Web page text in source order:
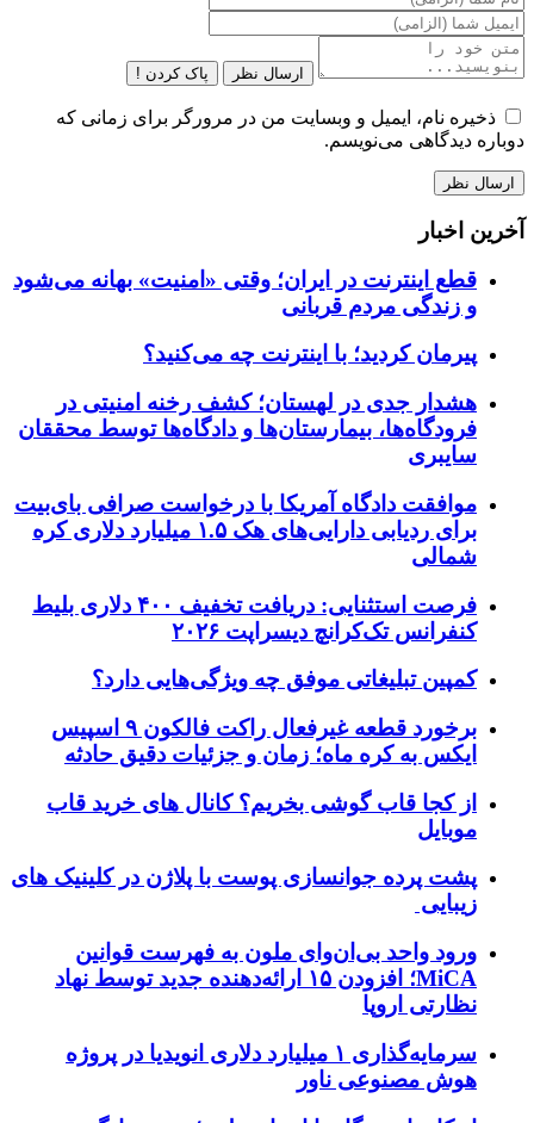
ارسال نظر پاک کردن !
ذخیره نام، ایمیل و وبسایت من در مرورگر برای زمانی که
دوباره دیدگاهی می‌نویسم.
آخرین اخبار
قطع اینترنت در ایران؛ وقتی «امنیت» بهانه می‌شود
و زندگی مردم قربانی
پیرمان کردید؛ با اینترنت چه می‌کنید؟
هشدار جدی در لهستان؛ کشف رخنه امنیتی در
فرودگاه‌ها، بیمارستان‌ها و دادگاه‌ها توسط محققان
سایبری
موافقت دادگاه آمریکا با درخواست صرافی بای‌بیت
برای ردیابی دارایی‌های هک ۱.۵ میلیارد دلاری کره
شمالی
فرصت استثنایی: دریافت تخفیف ۴۰۰ دلاری بلیط
کنفرانس تک‌کرانچ دیسراپت ۲۰۲۶
کمپین تبلیغاتی موفق چه ویژگی‌هایی دارد؟
برخورد قطعه غیرفعال راکت فالکون ۹ اسپیس
ایکس به کره ماه؛ زمان و جزئیات دقیق حادثه
از کجا قاب گوشی بخریم؟ کانال های خرید قاب
موبایل
پشت پرده جوانسازی پوست با پلاژن در کلینیک های
زیبایی
ورود واحد بی‌ان‌وای ملون به فهرست قوانین
MiCA؛ افزودن ۱۵ ارائه‌دهنده جدید توسط نهاد
نظارتی اروپا
سرمایه‌گذاری ۱ میلیارد دلاری انویدیا در پروژه
هوش مصنوعی ناور